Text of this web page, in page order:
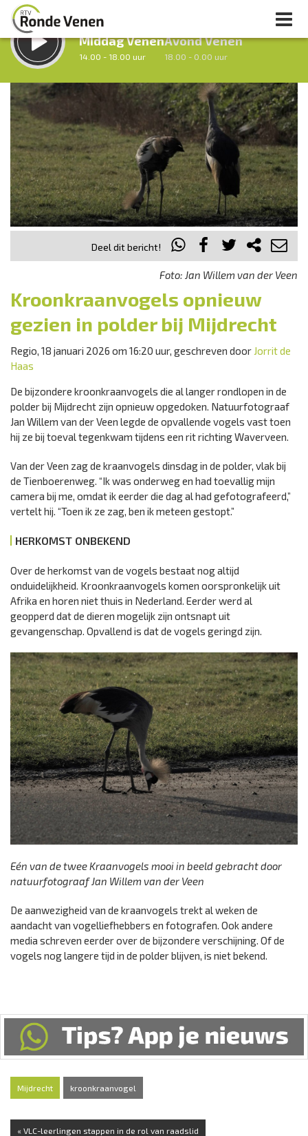
LUISTER LIVE:
Middag Venen
14.00 - 18.00 uur
Avond Venen
18.00 - 0.00 uur
Vorig uur uur 1 van 0 Volgend uur
Inklappen
Deel dit bericht!
Foto: Jan Willem van der Veen
Kroonkraanvogels opnieuw
gezien in polder bij Mijdrecht
Regio, 18 januari 2026 om 16:20 uur, geschreven door Jorrit de
Haas
De bijzondere kroonkraanvogels die al langer rondlopen in de
polder bij Mijdrecht zijn opnieuw opgedoken. Natuurfotograaf
Jan Willem van der Veen legde de opvallende vogels vast toen
hij ze bij toeval tegenkwam tijdens een rit richting Waverveen.
Van der Veen zag de kraanvogels dinsdag in de polder, vlak bij
de Tienboerenweg. “Ik was onderweg en had toevallig mijn
camera bij me, omdat ik eerder die dag al had gefotografeerd,”
vertelt hij. “Toen ik ze zag, ben ik meteen gestopt.”
HERKOMST ONBEKEND
Over de herkomst van de vogels bestaat nog altijd
onduidelijkheid. Kroonkraanvogels komen oorspronkelijk uit
Afrika en horen niet thuis in Nederland. Eerder werd al
geopperd dat de dieren mogelijk zijn ontsnapt uit
gevangenschap. Opvallend is dat de vogels geringd zijn.
Eén van de twee Kraanvogels mooi in beeld gebracht door
natuurfotograaf Jan Willem van der Veen
De aanwezigheid van de kraanvogels trekt al weken de
aandacht van vogelliefhebbers en fotografen. Ook andere
media schreven eerder over de bijzondere verschijning. Of de
vogels nog langere tijd in de polder blijven, is niet bekend.
Mijdrecht kroonkraanvogel
« VLC-leerlingen stappen in de rol van raadslid